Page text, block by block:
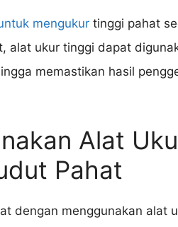
mengukur tinggi pahat
alat ukur tinggi dapat
memastikan hasil
Alat
Pahat
dengan menggunakan alat